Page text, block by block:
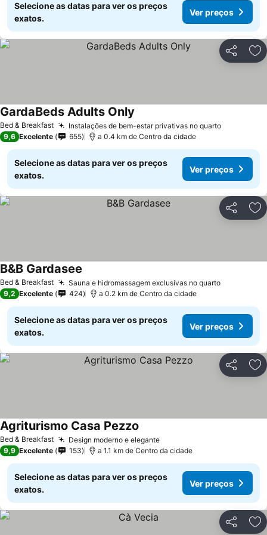
Selecione as datas para ver os preços
exatos.
Ver preços
Partilhar
Bed & Breakfast Instalações de bem-estar privativas no quarto
GardaBeds Adults Only
9,6 Excelente 655 a 0.4 km de Centro da cidade
Selecione as datas para ver os preços
exatos.
Ver preços
Partilhar
Bed & Breakfast Sauna e hidromassagem exclusivas no quarto
B&B Gardasee
9,2 Excelente 424 a 0.2 km de Centro da cidade
Selecione as datas para ver os preços
exatos.
Ver preços
Partilhar
Bed & Breakfast Design moderno e elegante
Agriturismo Casa Pezzo
9,9 Excelente 153 a 1.1 km de Centro da cidade
Selecione as datas para ver os preços
exatos.
Ver preços
Partilhar